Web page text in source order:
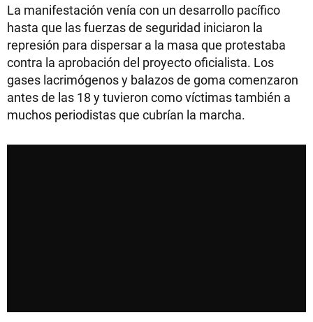
La manifestación venía con un desarrollo pacífico
hasta que las fuerzas de seguridad iniciaron la
represión para dispersar a la masa que protestaba
contra la aprobación del proyecto oficialista. Los
gases lacrimógenos y balazos de goma comenzaron
antes de las 18 y tuvieron como víctimas también a
muchos periodistas que cubrían la marcha.